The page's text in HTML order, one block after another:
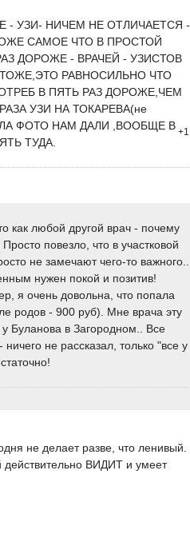
- УЗИ- НИЧЕМ НЕ ОТЛИЧАЕТСЯ -
САМОЕ ЧТО В ПРОСТОЙ
ДОРОЖЕ - ВРАЧЕЙ - УЗИСТОВ
РАВНОСИЛЬНО ЧТО
В ПЯТЬ РАЗ ДОРОЖЕ,ЧЕМ
УЗИ НА ТОКАРЕВА(не
ФОТО НАМ ДАЛИ ,ВООБЩЕ В
ТУДА.
+1
как любой другой врач - почему
повезло, что в участковой
не замечают чего-то важного..
нужен покой и позитив!
я очень довольна, что попала
родов - 900 руб). Мне врача эту
Буланова в Загородном.. Все
не рассказал, только "все у
не делает разве, что ленивый.
действительно ВИДИТ и умеет